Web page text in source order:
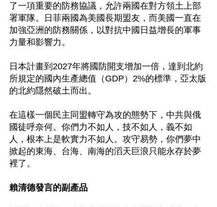
了一項重要的防務協議，允許兩國在對方領土上部
署軍隊。日菲兩國為美國長期盟友，而美國一直在
加強亞洲的防務關係，以對抗中國日益增長的軍事
力量和影響力。
日本計畫到2027年將國防開支增加一倍，達到北約
所規定的國內生產總值（GDP）2%的標準，亞太版
的北約隱然破土而出。
在這樣一個民主同盟轉守為攻的態勢下，中共與俄
國徒呼奈何。你們力不如人，技不如人，義不如
人，根本上是軟實力不如人。攻守易勢，你們夢中
掀起的東海、台海、南海的滔天巨浪只能永存於夢
裡了。
賴清德發言的副產品